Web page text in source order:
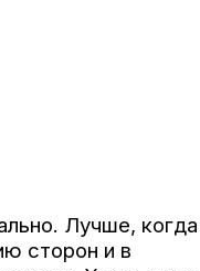
Лучше, когда
сторон и в